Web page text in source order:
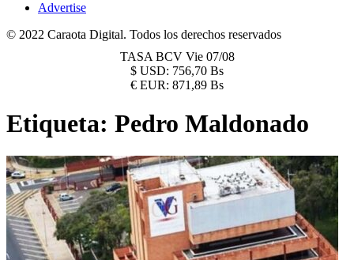
Advertise
© 2022 Caraota Digital. Todos los derechos reservados
TASA BCV Vie 07/08
$ USD: 756,70 Bs
€ EUR: 871,89 Bs
Etiqueta: Pedro Maldonado